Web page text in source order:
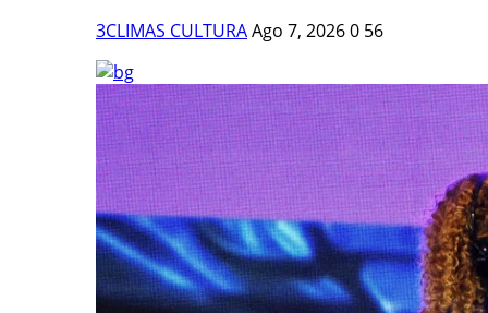
3CLIMAS CULTURAAgo 7, 20260 56